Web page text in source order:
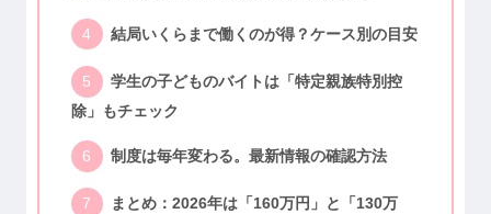
結局いくらまで働くのが得？ケース別の目安
学生の子どものバイトは「特定親族特別控
除」もチェック
制度は毎年変わる。最新情報の確認方法
まとめ：2026年は「160万円」と「130万